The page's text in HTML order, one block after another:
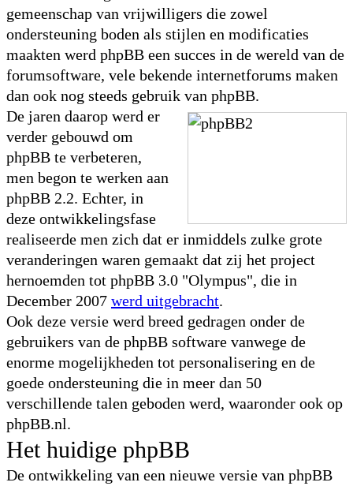
gemeenschap van vrijwilligers die zowel
ondersteuning boden als stijlen en modificaties
maakten werd phpBB een succes in de wereld van de
forumsoftware, vele bekende internetforums maken
dan ook nog steeds gebruik van phpBB.
De jaren daarop werd er
verder gebouwd om
phpBB te verbeteren,
men begon te werken aan
phpBB 2.2. Echter, in
deze ontwikkelingsfase
realiseerde men zich dat er inmiddels zulke grote
veranderingen waren gemaakt dat zij het project
hernoemden tot phpBB 3.0 "Olympus", die in
December 2007 werd uitgebracht.
Ook deze versie werd breed gedragen onder de
gebruikers van de phpBB software vanwege de
enorme mogelijkheden tot personalisering en de
goede ondersteuning die in meer dan 50
verschillende talen geboden werd, waaronder ook op
phpBB.nl.
Het huidige phpBB
De ontwikkeling van een nieuwe versie van phpBB